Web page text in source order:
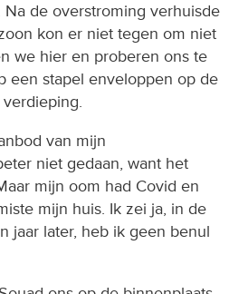
de overstroming verhuisde
kon er niet tegen om niet
we hier en proberen ons te
een stapel enveloppen op de
van mijn
niet gedaan, want het
mijn oom had Covid en
mijn huis. Ik zei ja, in de
jaar later, heb ik geen benul